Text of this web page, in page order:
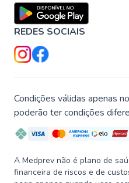
REDES SOCIAIS
Condições válidas apenas
poderão ter condições
A Medprev não é plano de
financeira de riscos e de